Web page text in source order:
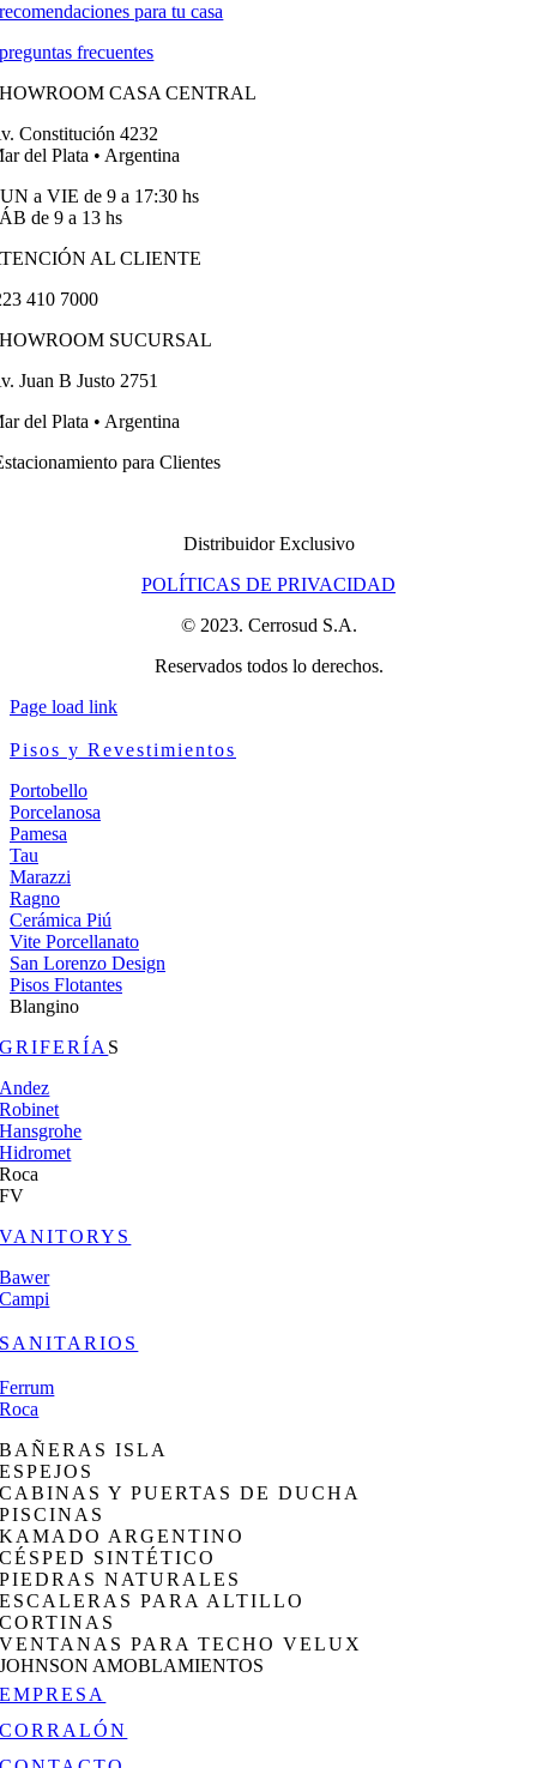
recomendaciones para tu casa
preguntas frecuentes
CASA CENTRAL
Constitución 4232
del Plata • Argentina
a VIE de 9 a 17:30 hs
de 9 a 13 hs
AL CLIENTE
410 7000
SUCURSAL
Juan B Justo 2751
del Plata • Argentina
para Clientes
Distribuidor Exclusivo
POLÍTICAS DE PRIVACIDAD
© 2023. Cerrosud S.A.
Reservados todos lo derechos.
Page load link
Pisos y Revestimientos
Portobello
Porcelanosa
Pamesa
Tau
Marazzi
Ragno
Cerámica Piú
Vite Porcellanato
San Lorenzo Design
Pisos Flotantes
Blangino
GRIFERÍA S
Andez
Robinet
Hansgrohe
Hidromet
Roca
FV
VANITORYS
Bawer
Campi
SANITARIOS
Ferrum
Roca
BAÑERAS ISLA
ESPEJOS
CABINAS Y PUERTAS DE DUCHA
PISCINAS
KAMADO ARGENTINO
CÉSPED SINTÉTICO
PIEDRAS NATURALES
ESCALERAS PARA ALTILLO
CORTINAS
VENTANAS PARA TECHO VELUX
JOHNSON AMOBLAMIENTOS
EMPRESA
CORRALÓN